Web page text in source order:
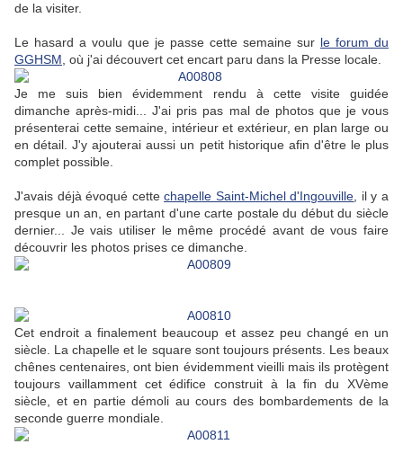
de la visiter.
Le hasard a voulu que je passe cette semaine sur le forum du
GGHSM , où j'ai découvert cet encart paru dans la Presse locale.
Je me suis bien évidemment rendu à cette visite guidée
dimanche après-midi... J'ai pris pas mal de photos que je vous
présenterai cette semaine, intérieur et extérieur, en plan large ou
en détail. J'y ajouterai aussi un petit historique afin d'être le plus
complet possible.
J'avais déjà évoqué cettechapelle Saint-Michel d'Ingouville , il y a
presque un an, en partant d'une carte postale du début du siècle
dernier... Je vais utiliser le même procédé avant de vous faire
découvrir les photos prises ce dimanche.
Cet endroit a finalement beaucoup et assez peu changé en un
siècle. La chapelle et le square sont toujours présents. Les beaux
chênes centenaires, ont bien évidemment vieilli mais ils protègent
toujours vaillamment cet édifice construit à la fin du XVème
siècle, et en partie démoli au cours des bombardements de la
seconde guerre mondiale.